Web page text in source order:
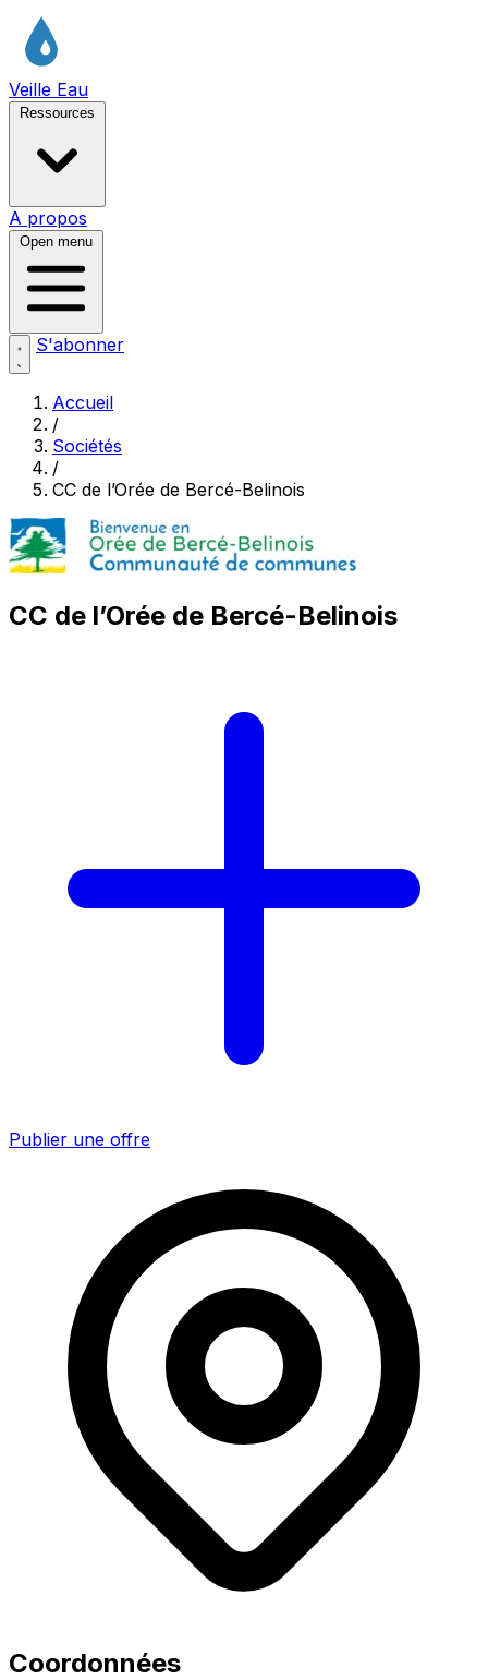
Veille Eau
Ressources
A propos
Open menu
S'abonner
Accueil
/
Sociétés
/
CC de l’Orée de Bercé-Belinois
CC de l’Orée de Bercé-Belinois
Publier une offre
Coordonnées